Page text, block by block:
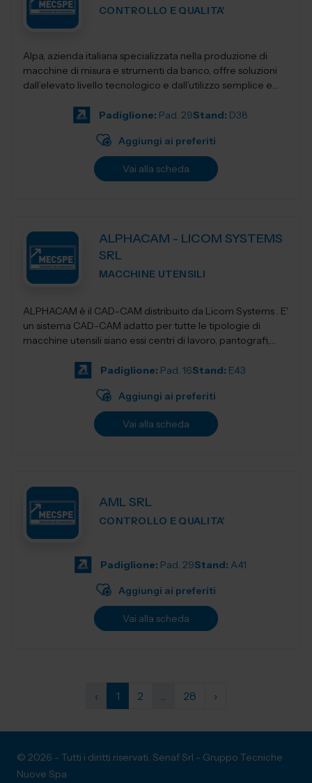
CONTROLLO E QUALITA'
Alpa, azienda italiana specializzata nella produzione di
macchine di misura e strumenti da banco, offre soluzioni
dall’elevato livello tecnologico e dall’utilizzo semplice e
Padiglione: Pad. 29Stand: D38
Aggiungi ai preferiti
Vai alla scheda
ALPHACAM - LICOM SYSTEMS
SRL
MACCHINE UTENSILI
ALPHACAM è il CAD-CAM distribuito da Licom Systems . E'
un sistema CAD-CAM adatto per tutte le tipologie di
macchine utensili siano essi centri di lavoro, pantografi,
Padiglione: Pad. 16Stand: E43
Aggiungi ai preferiti
Vai alla scheda
AML SRL
CONTROLLO E QUALITA'
Padiglione: Pad. 29Stand: A41
Aggiungi ai preferiti
Vai alla scheda
‹ 1 2 ... 28 ›
© 2026 - Tutti i diritti riservati. Senaf Srl - Gruppo Tecniche
Nuove Spa